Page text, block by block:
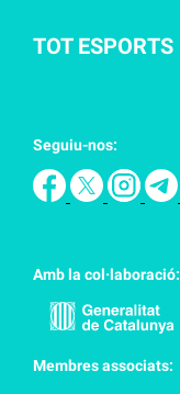
TOT ESPORTS
Seguiu-nos:
Amb la col·laboració:
Membres associats: